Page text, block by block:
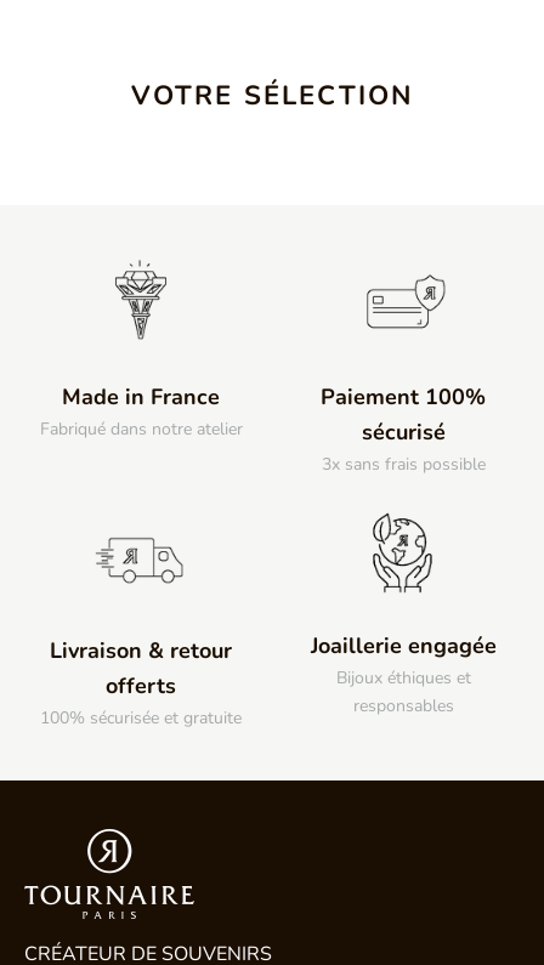
VOTRE SÉLECTION
Made in France
Fabriqué dans notre atelier
Paiement 100%
sécurisé
3x sans frais possible
Livraison & retour
offerts
100% sécurisée et gratuite
Joaillerie engagée
Bijoux éthiques et
responsables
CRÉATEUR DE SOUVENIRS